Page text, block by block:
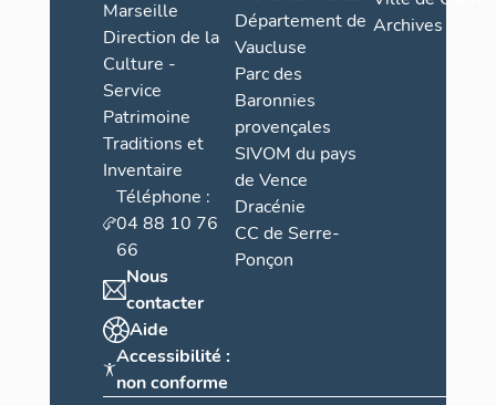
Marseille
Direction de la
Culture -
Service
Patrimoine
Traditions et
Inventaire
Téléphone :
04 88 10 76
66
Nous
contacter
Aide
Accessibilité :
non conforme
Département de
Vaucluse
Parc des
Baronnies
provençales
SIVOM du pays
de Vence
Dracénie
CC de Serre-
Ponçon
Archives